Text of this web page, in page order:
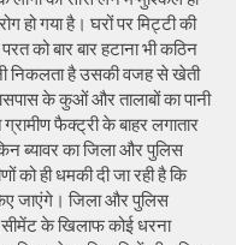
हो गया है। घरों पर मिट्टी की
को बार बार हटाना भी कठिन
निकलता है उसकी वजह से खेती
के कुओं और तालाबों का पानी
ग्रामीण फैक्ट्री के बाहर लगातार
ब्यावर का जिला और पुलिस
को ही धमकी दी जा रही है कि
जाएंगे। जिला और पुलिस
सीमेंट के खिलाफ कोई धरना